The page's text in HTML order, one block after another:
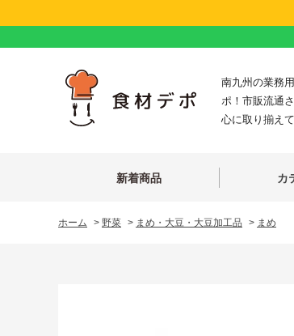
南九州の業務
ポ！市販流通
心に取り揃え
新着商品 カ
ホーム > 野菜 > まめ・大豆・大豆加工品 > まめ